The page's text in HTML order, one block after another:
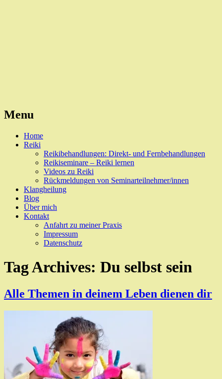
Menu
Skip
Home
Reiki
Reikibehandlungen: Direkt- und Fernbehandlungen
Reikiseminare – Reiki lernen
Videos zu Reiki
Rückmeldungen von Seminarteilnehmer/innen
Klangheilung
Blog
Über mich
Kontakt
Anfahrt zu meiner Praxis
Impressum
Datenschutz
Tag Archives: Du selbst sein
Alle Themen in deinem Leben dienen dir